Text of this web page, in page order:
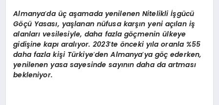
Almanya’da üç aşamada yenilenen Nitelikli İşgücü
Göçü Yasası, yaşlanan nüfusa karşın yeni açılan iş
alanları vesilesiyle, daha fazla göçmenin ülkeye
gidişine kapı aralıyor. 2023’teönceki yıla oranla %55
daha fazla kişi Türkiye’den Almanya’ya göç ederken,
yenilenen yasa sayesinde sayının daha da artması
bekleniyor.